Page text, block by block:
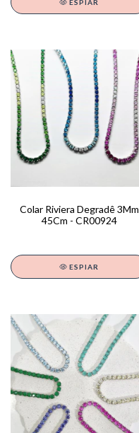
ESPIAR
Colar Riviera Degradê 3Mm
45Cm - CR00924
ESPIAR